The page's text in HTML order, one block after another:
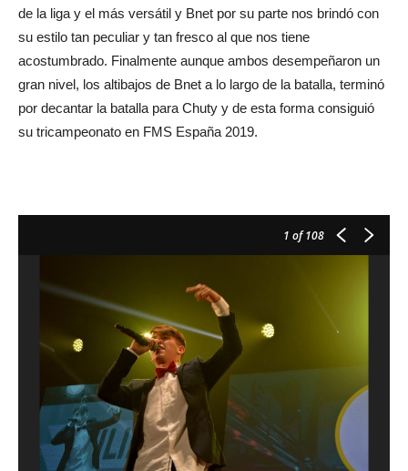
de la liga y el más versátil y Bnet por su parte nos brindó con
su estilo tan peculiar y tan fresco al que nos tiene
acostumbrado. Finalmente aunque ambos desempeñaron un
gran nivel, los altibajos de Bnet a lo largo de la batalla, terminó
por decantar la batalla para Chuty y de esta forma consiguió
su tricampeonato en FMS España 2019.
1 of 108